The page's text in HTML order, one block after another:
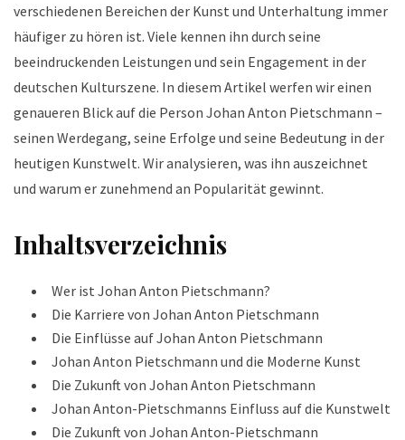
verschiedenen Bereichen der Kunst und Unterhaltung immer
häufiger zu hören ist. Viele kennen ihn durch seine
beeindruckenden Leistungen und sein Engagement in der
deutschen Kulturszene. In diesem Artikel werfen wir einen
genaueren Blick auf die Person Johan Anton Pietschmann –
seinen Werdegang, seine Erfolge und seine Bedeutung in der
heutigen Kunstwelt. Wir analysieren, was ihn auszeichnet
und warum er zunehmend an Popularität gewinnt.
Inhaltsverzeichnis
Wer ist Johan Anton Pietschmann?
Die Karriere von Johan Anton Pietschmann
Die Einflüsse auf Johan Anton Pietschmann
Johan Anton Pietschmann und die Moderne Kunst
Die Zukunft von Johan Anton Pietschmann
Johan Anton-Pietschmanns Einfluss auf die Kunstwelt
Die Zukunft von Johan Anton-Pietschmann